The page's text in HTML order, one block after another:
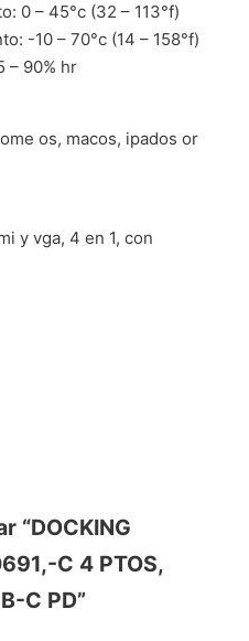
0 – 45°c (32 – 113°f)
-10 – 70°c (14 – 158°f)
– 90% hr
os, macos, ipados or
y vga, 4 en 1, con
“DOCKING
C 4 PTOS,
C PD”